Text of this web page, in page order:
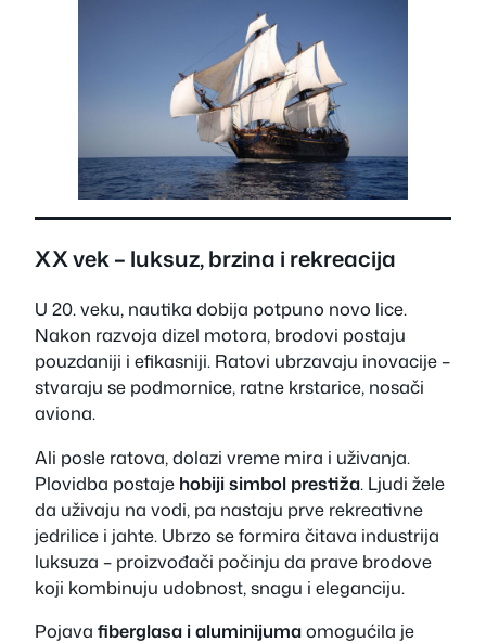
XX vek – luksuz, brzina i rekreacija
U 20. veku, nautika dobija potpuno novo lice.
Nakon razvoja dizel motora, brodovi postaju
pouzdaniji i efikasniji. Ratovi ubrzavaju inovacije –
stvaraju se podmornice, ratne krstarice, nosači
aviona.
Ali posle ratova, dolazi vreme mira i uživanja.
Plovidba postaje hobiji simbol prestiža. Ljudi žele
da uživaju na vodi, pa nastaju prve rekreativne
jedrilice i jahte. Ubrzo se formira čitava industrija
luksuza – proizvođači počinju da prave brodove
koji kombinuju udobnost, snagu i eleganciju.
Pojava fiberglasa i aluminijumaomogućila je